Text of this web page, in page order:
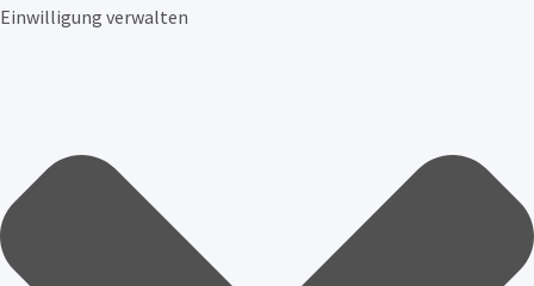
Einwilligung verwalten